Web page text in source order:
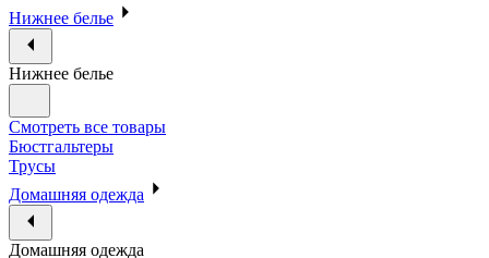
Нижнее белье
Нижнее белье
Смотреть все товары
Бюстгальтеры
Трусы
Домашняя одежда
Домашняя одежда